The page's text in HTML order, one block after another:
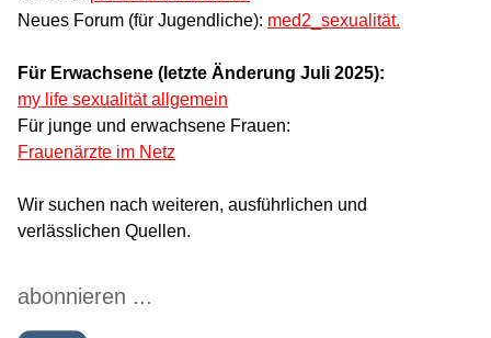
Neues Forum (für Jugendliche): med2_sexualität.
Für Erwachsene (letzte Änderung Juli 2025):
my life sexualität allgemein
Für junge und erwachsene Frauen:
Frauenärzte im Netz
Wir suchen nach weiteren, ausführlichen und
verlässlichen Quellen.
abonnieren ...